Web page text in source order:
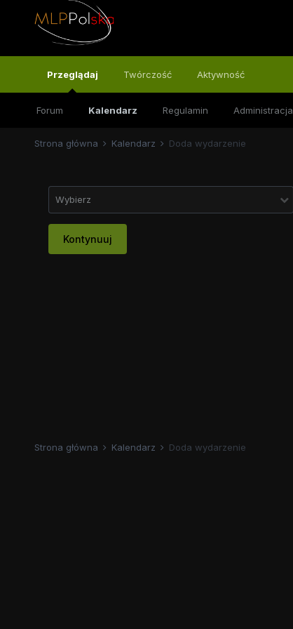
Przeglądaj
Forum Kalendarz Regulamin Administracja
Twórczość Aktywność
Strona główna Kalendarz Doda wydarzenie
Wybierz
Kontynuuj
Strona główna Kalendarz Doda wydarzenie